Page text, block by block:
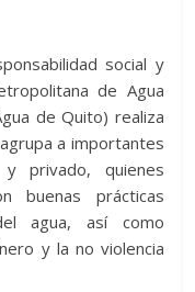
social y
de Agua
de Quito) realiza
a importantes
privado, quienes
buenas prácticas
agua, así como
y la no violencia